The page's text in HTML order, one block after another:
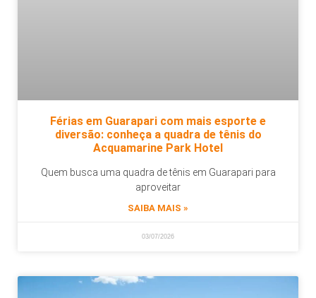
Férias em Guarapari com mais esporte e
diversão: conheça a quadra de tênis do
Acquamarine Park Hotel
Quem busca uma quadra de tênis em Guarapari para
aproveitar
SAIBA MAIS »
03/07/2026